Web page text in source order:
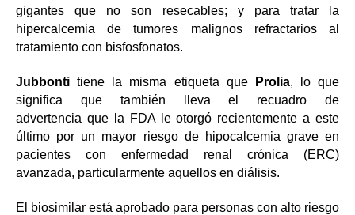
gigantes que no son resecables; y para tratar la
hipercalcemia de tumores malignos refractarios al
tratamiento con bisfosfonatos.
Jubbonti tiene la misma etiqueta que Prolia, lo que
significa que también lleva el recuadro de
advertencia que la FDA le otorgó recientemente a este
último por un mayor riesgo de hipocalcemia grave en
pacientes con enfermedad renal crónica (ERC)
avanzada, particularmente aquellos en diálisis.
El biosimilar está aprobado para personas con alto riesgo